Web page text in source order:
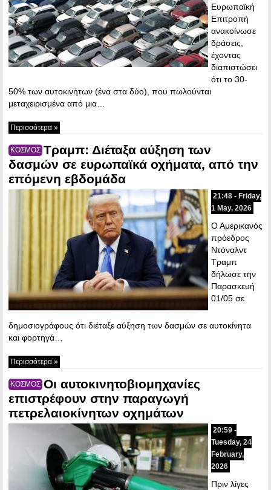
Ευρωπαϊκή
Επιτροπή
ανακοίνωσε
δράσεις,
έχοντας
διαπιστώσει
ότι το 30-
50% των αυτοκινήτων (ένα στα δύο), που πωλούνται
μεταχειρισμένα από μια…
Περισσότερα »
ΚΟΣΜΟΣ Τραμπ: Διέταξα αύξηση των
δασμών σε ευρωπαϊκά οχήματα, από την
επόμενη εβδομάδα
21:48 - Friday,
1 May, 2026
Ο Αμερικανός
πρόεδρος
Ντόναλντ
Τραμπ
δήλωσε την
Παρασκευή
01/05 σε
δημοσιογράφους ότι διέταξε αύξηση των δασμών σε αυτοκίνητα
και φορτηγά…
Περισσότερα »
ΚΟΣΜΟΣ Οι αυτοκινητοβιομηχανίες
επιστρέφουν στην παραγωγή
πετρελαιοκίνητων οχημάτων
20:59 -
Tuesday, 24
February,
2026
Πριν λίγες